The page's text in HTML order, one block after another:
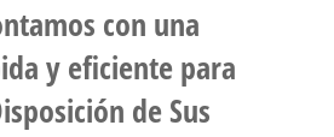
con una
y eficiente para
de Sus